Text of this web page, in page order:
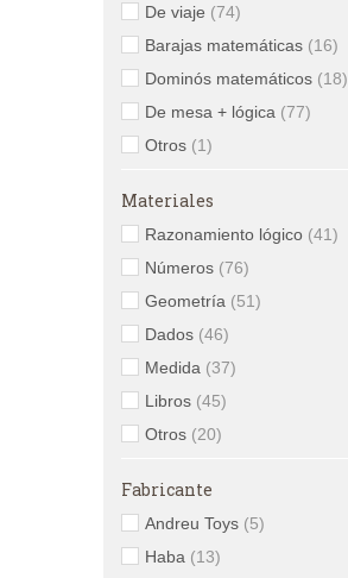
De viaje (74)
Barajas matemáticas (16)
Dominós matemáticos (18)
De mesa + lógica (77)
Otros (1)
Materiales
Razonamiento lógico (41)
Números (76)
Geometría (51)
Dados (46)
Medida (37)
Libros (45)
Otros (20)
Fabricante
Andreu Toys (5)
Haba (13)